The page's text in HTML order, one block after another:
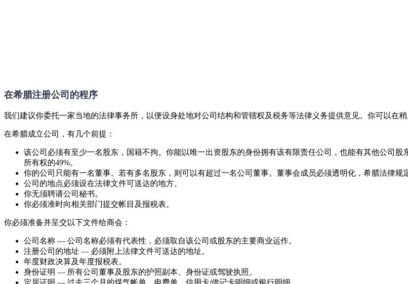
在希腊注册公司的程序
我们建议你委托一家当地的法律事务所，以便设身处地对公司结构和管辖权及税务等法律义务提供意见。你可以在稍
在希腊成立公司，有几个前提：
该公司必须有至少一名股东，国籍不拘。你能以唯一出资股东的身份拥有该有限责任公司，也能有其他公司
所有权的49%。
你的公司只能有一名董事。若有多名股东，则可以有超过一名公司董事。董事会成员必须透明化，希腊法律规
公司的地点必须设在法律文件可送达的地方。
你无须聘请公司秘书。
你必须准时向相关部门提交帐目及报税表。
你必须准备并呈交以下文件给商会：
公司名称 — 公司名称必须有代表性，必须取自该公司或股东的主要商业运作。
注册公司的地址 — 必须附上法律文件可送达的地址。
年度财政决算及年度报税表。
身份证明 — 所有公司董事及股东的护照副本、身份证或驾驶执照。
定居证明 — 过去三个月的煤气帐单、电费单、信用卡/借记卡明细或银行明细。